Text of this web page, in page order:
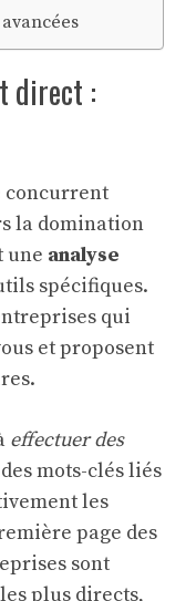
direct :
concurrent
la domination
une analyse
spécifiques.
qui
et proposent
effectuer des
mots-clés liés
les
page des
sont
plus directs,